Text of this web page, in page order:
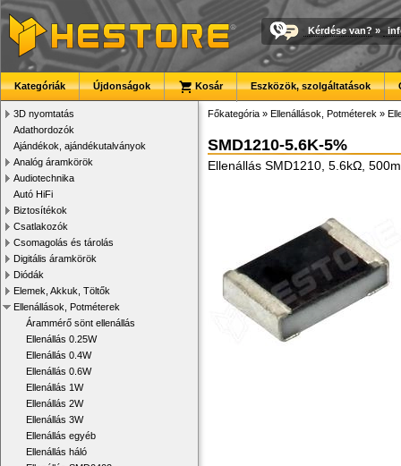
Kérdése van? »
Kategóriák Újdonságok Kosár Eszközök, szolgáltatások
3D nyomtatás
Adathordozók
Ajándékok, ajándékutalványok
Analóg áramkörök
Audiotechnika
Autó HiFi
Biztosítékok
Csatlakozók
Csomagolás és tárolás
Digitális áramkörök
Diódák
Elemek, Akkuk, Töltők
Ellenállások, Potméterek
Árammérő sönt ellenállás
Ellenállás 0.25W
Ellenállás 0.4W
Ellenállás 0.6W
Ellenállás 1W
Ellenállás 2W
Ellenállás 3W
Ellenállás egyéb
Ellenállás háló
Főkategória » Ellenállások, Potméterek »
SMD1210-5.6K-5%
Ellenállás SMD1210, 5.6kΩ,